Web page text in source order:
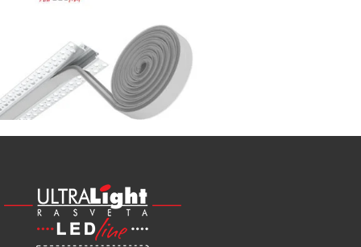
SIJALICA
u
regionu
LED
PROFILI
TRIMLESS